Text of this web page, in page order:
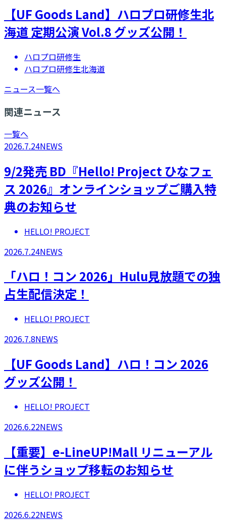
【UF Goods Land】ハロプロ研修生北
海道 定期公演 Vol.8 グッズ公開！
ハロプロ研修生
ハロプロ研修生北海道
ニュース一覧へ
関連ニュース
一覧へ
2026.7.24NEWS
9/2発売 BD『Hello! Project ひなフェ
ス 2026』オンラインショップご購入特
典のお知らせ
HELLO! PROJECT
2026.7.24NEWS
「ハロ！コン 2026」Hulu見放題での独
占生配信決定！
HELLO! PROJECT
2026.7.8NEWS
【UF Goods Land】ハロ！コン 2026
グッズ公開！
HELLO! PROJECT
2026.6.22NEWS
【重要】e-LineUP!Mall リニューアル
に伴うショップ移転のお知らせ
HELLO! PROJECT
2026.6.22NEWS